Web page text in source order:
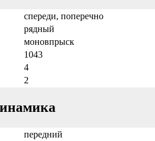
спереди, поперечно
рядный
моновпрыск
1043
4
2
передний